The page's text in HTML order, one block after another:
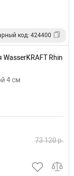
код: 424400
Rhin
4 см
73 120 р.